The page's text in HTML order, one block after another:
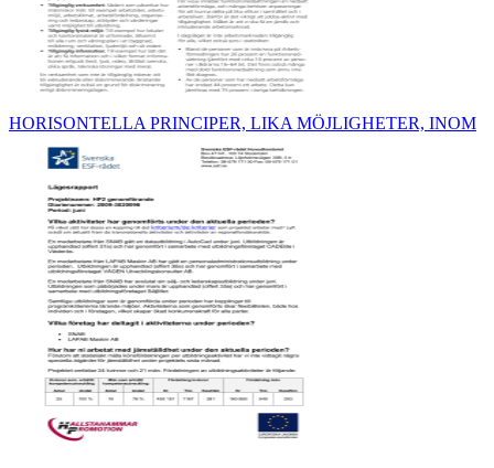
HORISONTELLA PRINCIPER, LIKA MÖJLIGHETER, INOM